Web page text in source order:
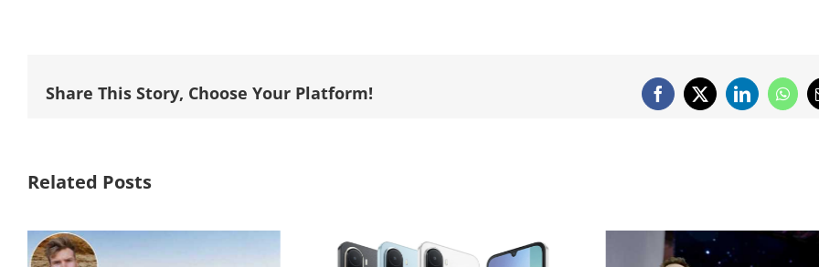
Share This Story, Choose Your Platform! Facebook
X LinkedIn
Related Posts